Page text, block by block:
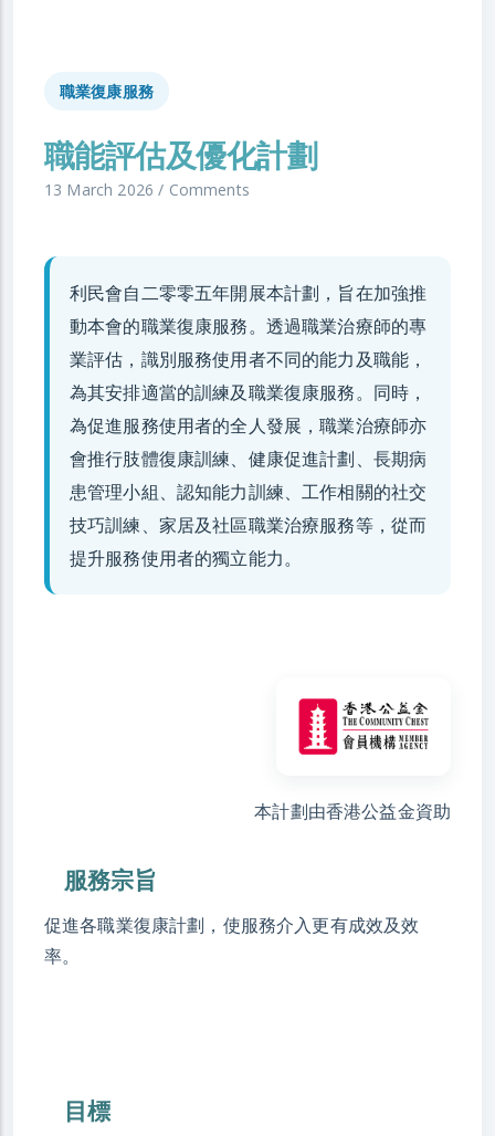
職業復康服務
職能評估及優化計劃
13 March 2026/ Comments
利民會自二零零五年開展本計劃，旨在加強推
動本會的職業復康服務。透過職業治療師的專
業評估，識別服務使用者不同的能力及職能，
為其安排適當的訓練及職業復康服務。同時，
為促進服務使用者的全人發展，職業治療師亦
會推行肢體復康訓練、健康促進計劃、長期病
患管理小組、認知能力訓練、工作相關的社交
技巧訓練、家居及社區職業治療服務等，從而
提升服務使用者的獨立能力。
本計劃由香港公益金資助
服務宗旨
促進各職業復康計劃，使服務介入更有成效及效
率。
目標